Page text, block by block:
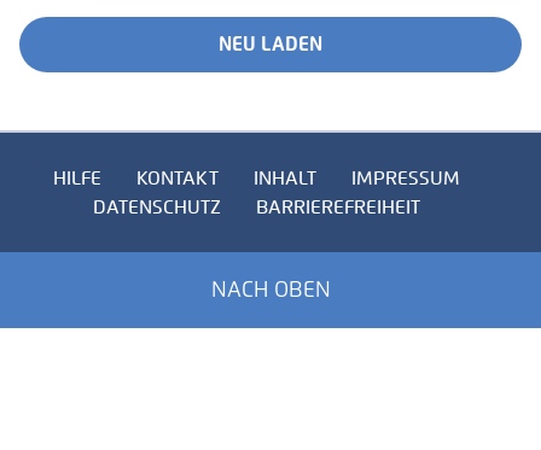
NEU LADEN
HILFE KONTAKT INHALT
IMPRESSUM
DATENSCHUTZ
BARRIEREFREIHEIT
NACH OBEN